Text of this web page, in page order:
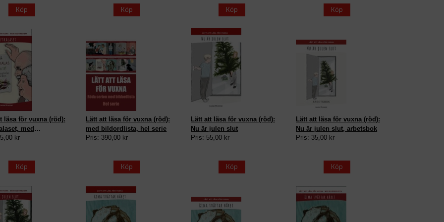
Köp Köp Köp Köp
läsa för vuxna (röd):
med
kr
Köp
Lätt att läsa för vuxna (röd):
med bildordlista, hel serie
Pris: 390,00 kr
Köp
Lätt att läsa för vuxna (röd):
Nu är julen slut
Pris: 55,00 kr
Köp
Lätt att läsa för vuxna (röd):
Nu är julen slut, arbetsbok
Pris: 35,00 kr
Köp